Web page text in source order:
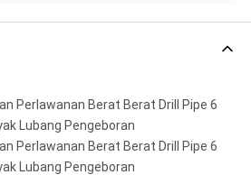
Perlawanan Berat Berat Drill Pipe 6
Lubang Pengeboran
Perlawanan Berat Berat Drill Pipe 6
Lubang Pengeboran